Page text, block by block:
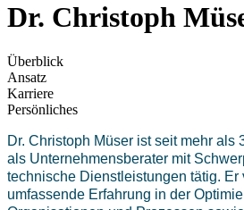
Dr. Christoph
Überblick
Ansatz
Karriere
Persönliches
Dr. Christoph Müser ist seit mehr als
als Unternehmensberater mit
technische Dienstleistungen tätig. Er
umfassende Erfahrung in der